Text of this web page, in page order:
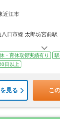
近江市
八日市線 太郎坊宮前駅
・育休取得実績有り
日以上
見る こ